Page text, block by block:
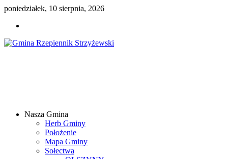
poniedziałek, 10 sierpnia, 2026
Samorządowy
Internetowy
Nasza Gmina
Herb Gminy
Położenie
Mapa Gminy
Sołectwa